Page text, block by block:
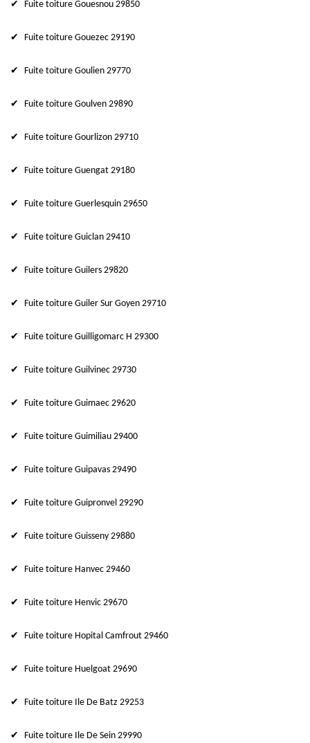
Fuite toiture Gouesnou 29850
Fuite toiture Gouezec 29190
Fuite toiture Goulien 29770
Fuite toiture Goulven 29890
Fuite toiture Gourlizon 29710
Fuite toiture Guengat 29180
Fuite toiture Guerlesquin 29650
Fuite toiture Guiclan 29410
Fuite toiture Guilers 29820
Fuite toiture Guiler Sur Goyen 29710
Fuite toiture Guilligomarc H 29300
Fuite toiture Guilvinec 29730
Fuite toiture Guimaec 29620
Fuite toiture Guimiliau 29400
Fuite toiture Guipavas 29490
Fuite toiture Guipronvel 29290
Fuite toiture Guisseny 29880
Fuite toiture Hanvec 29460
Fuite toiture Henvic 29670
Fuite toiture Hopital Camfrout 29460
Fuite toiture Huelgoat 29690
Fuite toiture Ile De Batz 29253
Fuite toiture Ile De Sein 29990